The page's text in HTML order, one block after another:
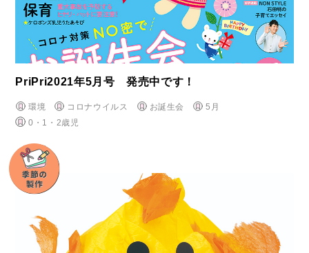
PriPri2021年5月号 発売中です！
環境 コロナウイルス お誕生会
5月
0・1・2歳児